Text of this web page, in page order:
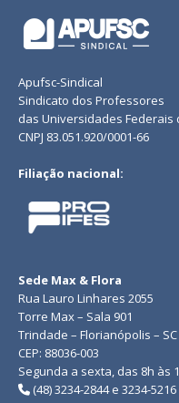
Apufsc-Sindical
Sindicato dos Professores
das Universidades Federais
CNPJ 83.051.920/0001-66
Filiação nacional:
Sede Max & Flora
Rua Lauro Linhares 2055
Torre Max – Sala 901
Trindade – Florianópolis – SC
CEP: 88036-003
Segunda a sexta, das 8h às
(48) 3234-2844 e 3234-5216